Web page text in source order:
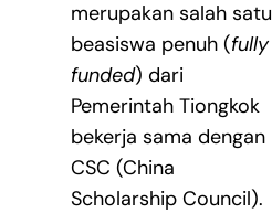
merupakan salah satu
beasiswa penuh (fully
funded) dari
Pemerintah Tiongkok
bekerja sama dengan
CSC (China
Scholarship Council).